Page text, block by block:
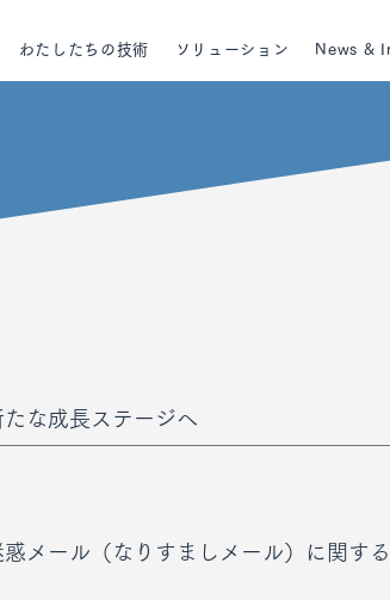
わたしたちの技術 ソリューション News &
な成長ステージへ
メール（なりすましメール）に関す